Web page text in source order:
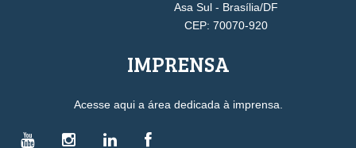
Asa Sul - Brasília/DF
CEP: 70070-920
IMPRENSA
Acesse aqui a área dedicada à imprensa.